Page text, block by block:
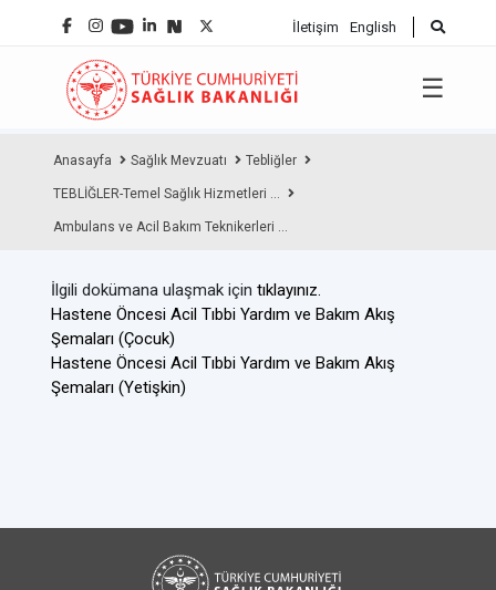
İletişim English
☰
Anasayfa Sağlık Mevzuatı Tebliğler
TEBLİĞLER-Temel Sağlık Hizmetleri ...
Ambulans ve Acil Bakım Teknikerleri ...
İlgili dokümana ulaşmak için tıklayınız.
Hastene Öncesi Acil Tıbbi Yardım ve Bakım Akış
Şemaları (Çocuk)
Hastene Öncesi Acil Tıbbi Yardım ve Bakım Akış
Şemaları (Yetişkin)